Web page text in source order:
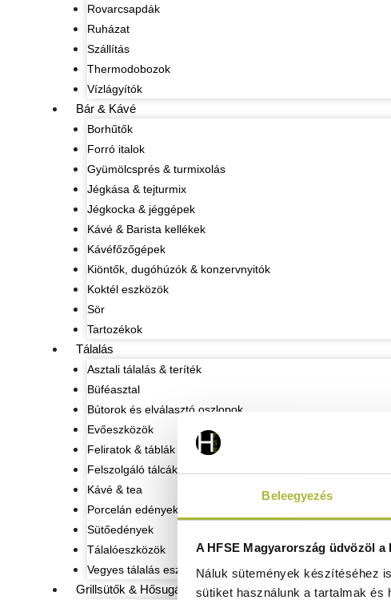
Beleegyezés
A HFSE Magyarország üdvözöl a
Náluk sütemények készítéséhez
sütiket használunk a tartalmak
Rovarcsapdák
Ruházat
Szállítás
Thermodobozok
Vízlágyítók
Bár & Kávé
Borhűtők
Forró italok
Gyümölcsprés & turmixolás
Jégkása & tejturmix
Jégkocka & jéggépek
Kávé & Barista kellékek
Kávéfőzőgépek
Kiöntők, dugóhúzók & konzervnyitók
Koktél eszközök
Sör
Tartozékok
Tálalás
Asztali tálalás & teríték
Büféasztal
Bútorok és elválasztó oszlopok
Evőeszközök
Feliratok & táblák
Felszolgáló tálcák
Kávé & tea
Porcelán edények
Sütőedények
Tálalóeszközök
Vegyes tálalás eszközök
Grillsütők & Hősugárzók